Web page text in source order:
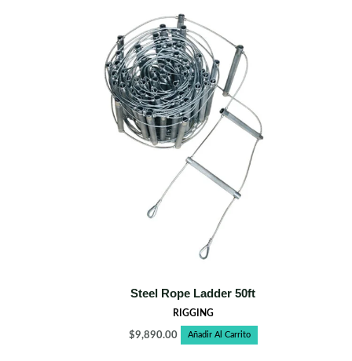
Steel Rope Ladder 50ft
RIGGING
$9,890.00 Añadir Al Carrito